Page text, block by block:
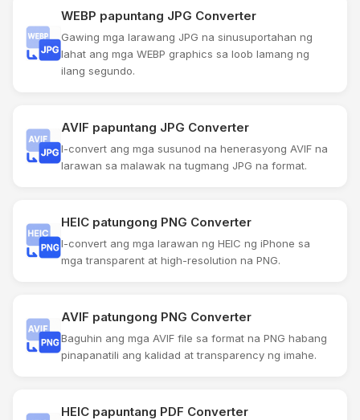
WEBP papuntang JPG Converter
Gawing mga larawang JPG na sinusuportahan ng
lahat ang mga WEBP graphics sa loob lamang ng
ilang segundo.
AVIF papuntang JPG Converter
I-convert ang mga susunod na henerasyong AVIF na
larawan sa malawak na tugmang JPG na format.
HEIC patungong PNG Converter
I-convert ang mga larawan ng HEIC ng iPhone sa
mga transparent at high-resolution na PNG.
AVIF patungong PNG Converter
Baguhin ang mga AVIF file sa format na PNG habang
pinapanatili ang kalidad at transparency ng imahe.
HEIC papuntang PDF Converter